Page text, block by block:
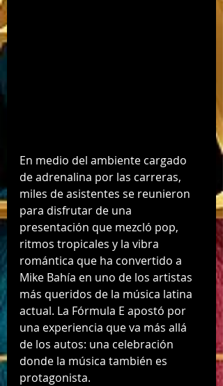
En medio del ambiente cargado
de adrenalina por las carreras,
miles de asistentes se reunieron
para disfrutar de una
presentación que mezcló pop,
ritmos tropicales y la vibra
romántica que ha convertido a
Mike Bahía en uno de los artistas
más queridos de la música latina
actual. La Fórmula E apostó por
una experiencia que va más allá
de los autos: una celebración
donde la música también es
protagonista.